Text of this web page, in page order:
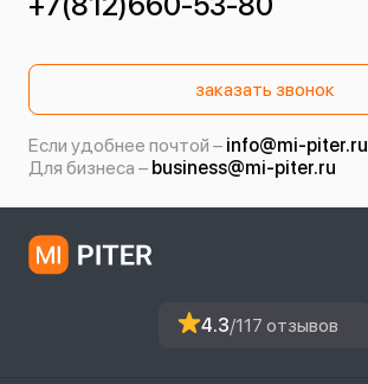
заказать звонок
Если удобнее почтой – info@mi-piter.ru
Для бизнеса – business@mi-piter.ru
4.3/117 отзывов